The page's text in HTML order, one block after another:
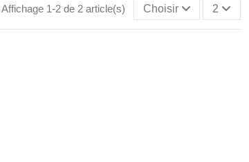
Affichage 1-2 de 2 article(s) Choisir 2